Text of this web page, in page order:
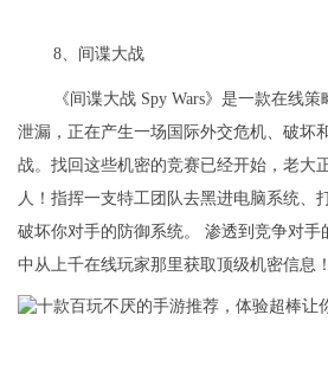
8、间谍大战
《间谍大战 Spy Wars》是一款在线
泄漏，正在产生一场国际外交危机、破坏
战。找回这些机密的竞赛已经开始，老大
人！指挥一支特工团队去黑进电脑系统、
破坏你对手的防御系统。 渗透到竞争对手
中从上千在线玩家那里获取顶级机密信息！